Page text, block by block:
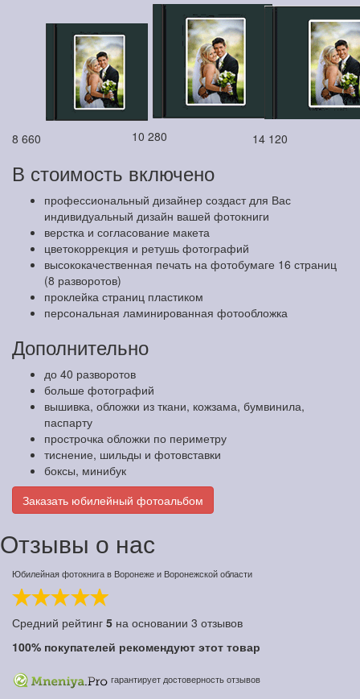
8 660 10 280 14 120
В стоимость включено
профессиональный дизайнер создаст для Вас
индивидуальный дизайн вашей фотокниги
верстка и согласование макета
цветокоррекция и ретушь фотографий
высококачественная печать на фотобумаге 16 страниц
(8 разворотов)
проклейка страниц пластиком
персональная ламинированная фотообложка
Дополнительно
до 40 разворотов
больше фотографий
вышивка, обложки из ткани, кожзама, бумвинила,
паспарту
прострочка обложки по периметру
тиснение, шильды и фотовставки
боксы, минибук
Заказать юбилейный фотоальбом
Отзывы о нас
Юбилейная фотокнига в Воронеже и Воронежской области
Средний рейтинг 5 на основании 3 отзывов
100% покупателей рекомендуют этот товар
гарантирует достоверность отзывов